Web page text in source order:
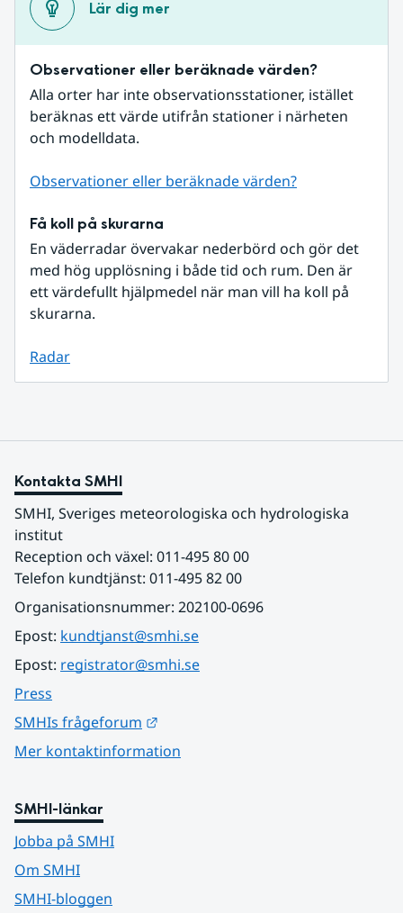
Lär dig mer
Observationer eller beräknade värden?
Alla orter har inte observationsstationer, istället
beräknas ett värde utifrån stationer i närheten
och modelldata.
Observationer eller beräknade värden?
Få koll på skurarna
En väderradar övervakar nederbörd och gör det
med hög upplösning i både tid och rum. Den är
ett värdefullt hjälpmedel när man vill ha koll på
skurarna.
Radar
Kontakta SMHI
SMHI, Sveriges meteorologiska och hydrologiska
institut
Reception och växel: 011-495 80 00
Telefon kundtjänst: 011-495 82 00
Organisationsnummer: 202100-0696
Epost: kundtjanst@smhi.se
Epost: registrator@smhi.se
Press
SMHIs frågeforum
Mer kontaktinformation
SMHI-länkar
Jobba på SMHI
Om SMHI
SMHI-bloggen